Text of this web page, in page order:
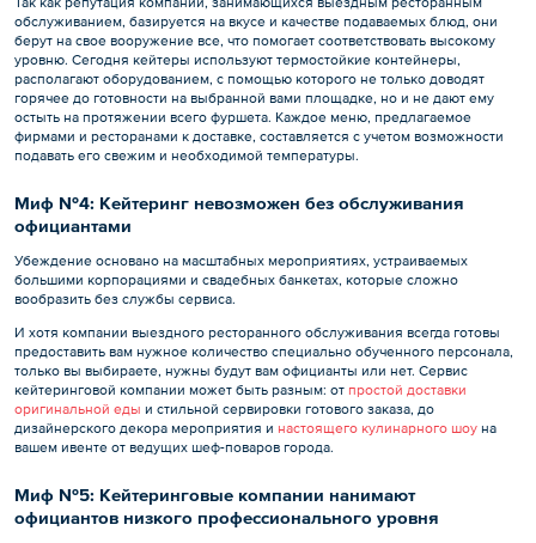
обслуживанием, базируется на вкусе и качестве подаваемых блюд, они
берут на свое вооружение все, что помогает соответствовать высокому
уровню. Сегодня кейтеры используют термостойкие контейнеры,
располагают оборудованием, с помощью которого не только доводят
горячее до готовности на выбранной вами площадке, но и не дают ему
остыть на протяжении всего фуршета. Каждое меню, предлагаемое
фирмами и ресторанами к доставке, составляется с учетом возможности
подавать его свежим и необходимой температуры.
Миф №4: Кейтеринг невозможен без обслуживания
официантами
Убеждение основано на масштабных мероприятиях, устраиваемых
большими корпорациями и свадебных банкетах, которые сложно
вообразить без службы сервиса.
И хотя компании выездного ресторанного обслуживания всегда готовы
предоставить вам нужное количество специально обученного персонала,
только вы выбираете, нужны будут вам официанты или нет. Сервис
кейтеринговой компании может быть разным: от простой доставки
оригинальной еды и стильной сервировки готового заказа, до
дизайнерского декора мероприятия и настоящего кулинарного шоу на
вашем ивенте от ведущих шеф-поваров города.
Миф №5: Кейтеринговые компании нанимают
официантов низкого профессионального уровня